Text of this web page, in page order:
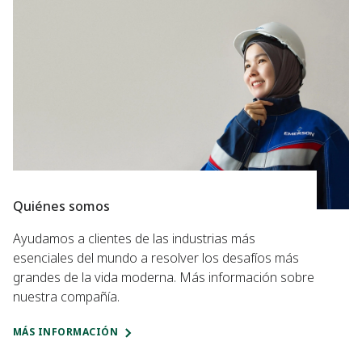
Quiénes somos
Ayudamos a clientes de las industrias más
esenciales del mundo a resolver los desafíos más
grandes de la vida moderna. Más información sobre
nuestra compañía.
MÁS INFORMACIÓN